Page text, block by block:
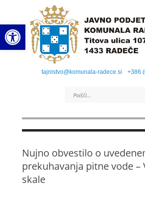
Open toolbar
tajnistvo@komunala-radece.si +386
Nujno obvestilo o
prekuhavanja pitne vode –
skale